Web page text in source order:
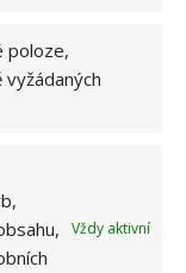
poloze,
Vždy aktivní